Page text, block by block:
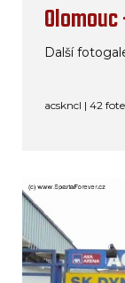
Olomouc
Další
acskncl | 42